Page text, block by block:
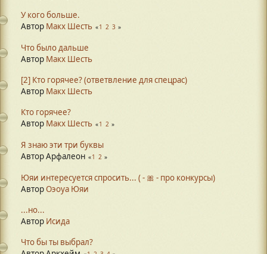
У кого больше.
Автор Макх Шесть 1 2 3
Что было дальше
Автор Макх Шесть
[2] Кто горячее? (ответвление для спецрас)
Автор Макх Шесть
Кто горячее?
Автор Макх Шесть 1 2
Я знаю эти три буквы
Автор Арфалеон
1 2
Юяи интересуется спросить... ( - 🎀 - про конкурсы)
АвторОэоуа Юяи
...но...
Автор Исида
Что бы ты выбрал?